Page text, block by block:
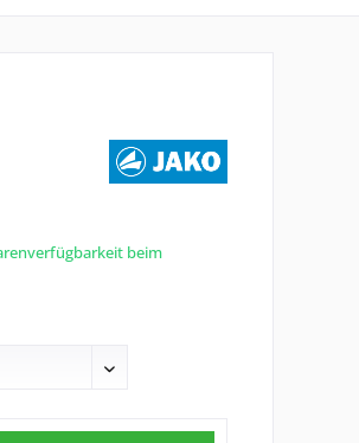
beim